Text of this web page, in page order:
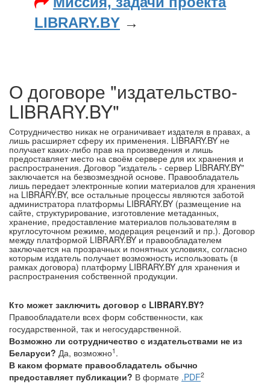
LIBRARY.BY →
О договоре "издательство-
LIBRARY.BY"
Сотрудничество никак не ограничивает издателя в правах, а
лишь расширяет сферу их применения. LIBRARY.BY не
получает каких-либо прав на произведения и лишь
предоставляет место на своём сервере для их хранения и
распространения. Договор "издатель - сервер LIBRARY.BY"
заключается на безвозмездной основе. Правообладатель
лишь передает электронные копии материалов для хранения
на LIBRARY.BY, все остальные процессы являются заботой
администратора платформы LIBRARY.BY (размещение на
сайте, структурирование, изготовление метаданных,
хранение, предоставление материалов пользователям в
круглосуточном режиме, модерация рецензий и пр.). Договор
между платформой LIBRARY.BY и правообладателем
заключается на прозрачных и понятных условиях, согласно
которым издатель получает возможность использовать (в
рамках договора) платформу LIBRARY.BY для хранения и
распространения собственной продукции.
Кто может заключить договор с LIBRARY.BY?
Правообладатели всех форм собственности, как
государственной, так и негосударственной.
Возможно ли сотрудничество с издательствами не из
Беларуси? Да, возможно1 .
В каком формате правообладатель обычно
предоставляет публикации? В формате .PDF2